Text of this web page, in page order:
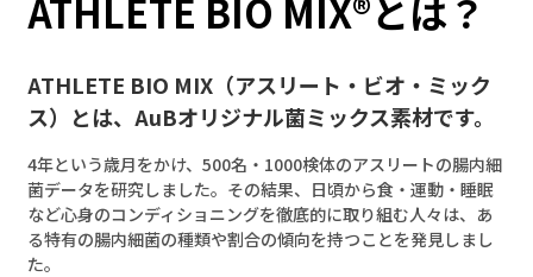
ATHLETE BIO MIX®とは？
ATHLETE BIO MIX（アスリート・ビオ・ミック
ス）とは、AuBオリジナル菌ミックス素材です。
4年という歳月をかけ、500名・1000検体のアスリートの腸内細
菌データを研究しました。その結果、日頃から食・運動・睡眠
など心身のコンディショニングを徹底的に取り組む人々は、あ
る特有の腸内細菌の種類や割合の傾向を持つことを発見しまし
た。